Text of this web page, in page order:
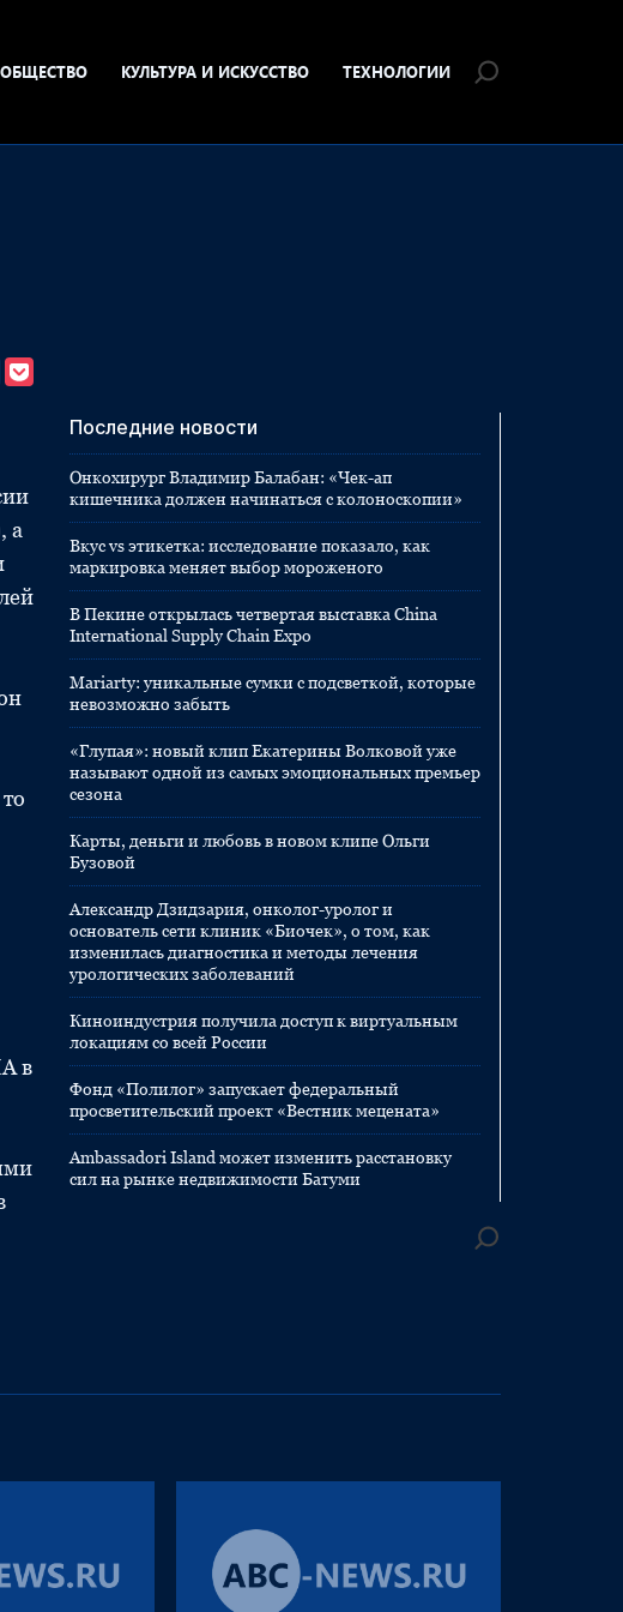
ОБЩЕСТВО КУЛЬТУРА И ИСКУССТВО ТЕХНОЛОГИИ
а
в
Последние новости
Онкохирург Владимир Балабан: «Чек-ап
кишечника должен начинаться с колоноскопии»
Вкус vs этикетка: исследование показало, как
маркировка меняет выбор мороженого
В Пекине открылась четвертая выставка China
International Supply Chain Expo
Mariarty: уникальные сумки с подсветкой, которые
невозможно забыть
«Глупая»: новый клип Екатерины Волковой уже
называют одной из самых эмоциональных премьер
сезона
Карты, деньги и любовь в новом клипе Ольги
Бузовой
Александр Дзидзария, онколог-уролог и
основатель сети клиник «Биочек», о том, как
изменилась диагностика и методы лечения
урологических заболеваний
Киноиндустрия получила доступ к виртуальным
локациям со всей России
Фонд «Полилог» запускает федеральный
просветительский проект «Вестник мецената»
Ambassadori Island может изменить расстановку
сил на рынке недвижимости Батуми